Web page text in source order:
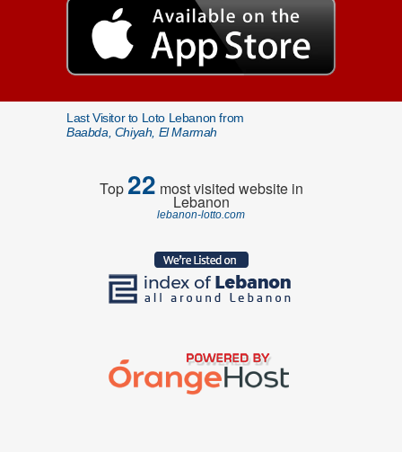
Last Visitor to Loto Lebanon from
Baabda, Chiyah, El Marmah
Top22 most visited website in
Lebanon
lebanon-lotto.com